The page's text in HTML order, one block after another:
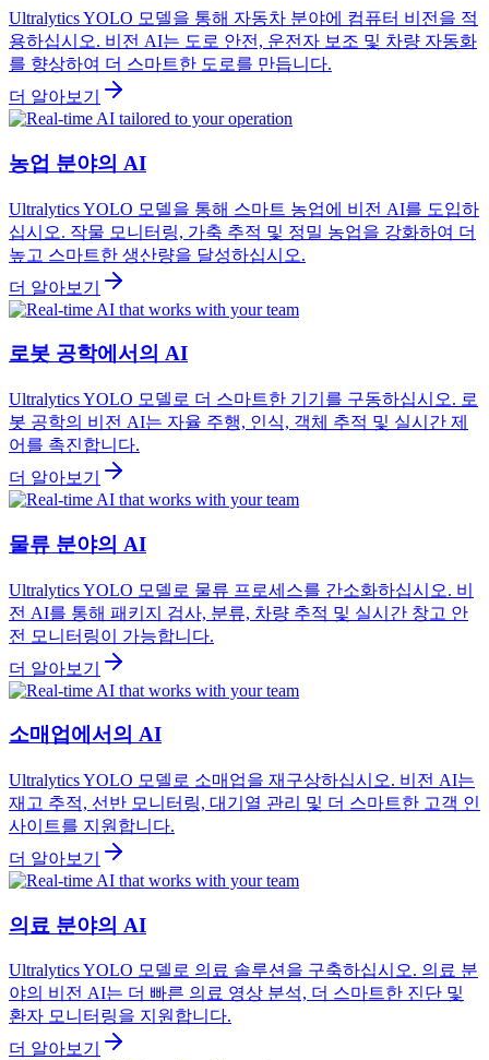
Ultralytics YOLO 모델을 통해 자동차 분야에 컴퓨터 비전을 적
용하십시오. 비전 AI는 도로 안전, 운전자 보조 및 차량 자동화
를 향상하여 더 스마트한 도로를 만듭니다.
더 알아보기
농업 분야의 AI
Ultralytics YOLO 모델을 통해 스마트 농업에 비전 AI를 도입하
십시오. 작물 모니터링, 가축 추적 및 정밀 농업을 강화하여 더
높고 스마트한 생산량을 달성하십시오.
더 알아보기
로봇 공학에서의 AI
Ultralytics YOLO 모델로 더 스마트한 기기를 구동하십시오. 로
봇 공학의 비전 AI는 자율 주행, 인식, 객체 추적 및 실시간 제
어를 촉진합니다.
더 알아보기
물류 분야의 AI
Ultralytics YOLO 모델로 물류 프로세스를 간소화하십시오. 비
전 AI를 통해 패키지 검사, 분류, 차량 추적 및 실시간 창고 안
전 모니터링이 가능합니다.
더 알아보기
소매업에서의 AI
Ultralytics YOLO 모델로 소매업을 재구상하십시오. 비전 AI는
재고 추적, 선반 모니터링, 대기열 관리 및 더 스마트한 고객 인
사이트를 지원합니다.
더 알아보기
의료 분야의 AI
Ultralytics YOLO 모델로 의료 솔루션을 구축하십시오. 의료 분
야의 비전 AI는 더 빠른 의료 영상 분석, 더 스마트한 진단 및
환자 모니터링을 지원합니다.
더 알아보기